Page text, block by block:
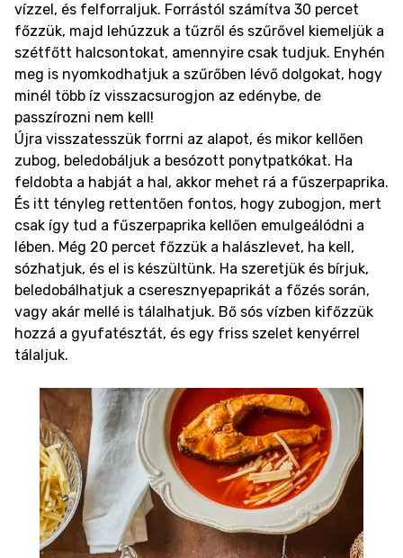
vízzel, és felforraljuk. Forrástól számítva 30 percet
főzzük, majd lehúzzuk a tűzről és szűrővel kiemeljük a
szétfőtt halcsontokat, amennyire csak tudjuk. Enyhén
meg is nyomkodhatjuk a szűrőben lévő dolgokat, hogy
minél több íz visszacsurogjon az edénybe, de
passzírozni nem kell!
Újra visszatesszük forrni az alapot, és mikor kellően
zubog, beledobáljuk a besózott ponytpatkókat. Ha
feldobta a habját a hal, akkor mehet rá a fűszerpaprika.
És itt tényleg rettentően fontos, hogy zubogjon, mert
csak így tud a fűszerpaprika kellően emulgeálódni a
lében. Még 20 percet főzzük a halászlevet, ha kell,
sózhatjuk, és el is készültünk. Ha szeretjük és bírjuk,
beledobálhatjuk a cseresznyepaprikát a főzés során,
vagy akár mellé is tálalhatjuk. Bő sós vízben kifőzzük
hozzá a gyufatésztát, és egy friss szelet kenyérrel
tálaljuk.